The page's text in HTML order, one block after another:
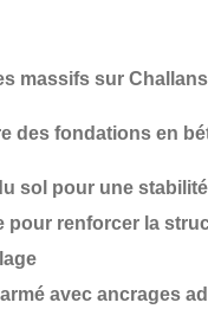
massifs sur Challans
des fondations en
sol pour une
pour renforcer la
avec ancrages